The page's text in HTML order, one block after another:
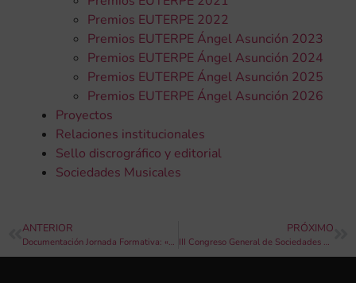
Premios EUTERPE 2022
Premios EUTERPE Ángel Asunción 2023
Premios EUTERPE Ángel Asunción 2024
Premios EUTERPE Ángel Asunción 2025
Premios EUTERPE Ángel Asunción 2026
Proyectos
Relaciones institucionales
Sello discrográfico y editorial
Sociedades Musicales
ANTERIOR
Documentación Jornada Formativa: «Funcionamiento de Juntas Directivas de Sociedades Musicales”
PRÓXIMO
III Congreso General de Sociedades Musicales de la Comunidad Valenciana: las sociedades musicales 2020